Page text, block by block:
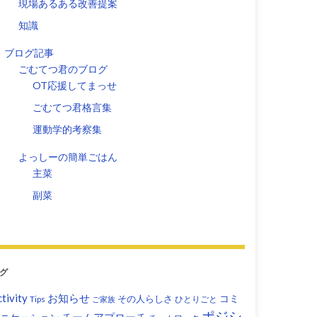
現場あるある改善提案
知識
ブログ記事
ごむてつ君のブログ
OT応援してまっせ
ごむてつ君格言集
運動学的考察集
よっしーの簡単ごはん
主菜
副菜
Tips お知らせ ご家族 その人らしさ ひとりごと コミ